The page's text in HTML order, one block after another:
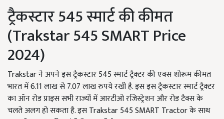
ट्रैकस्टार 545 स्मार्ट की कीमत
(Trakstar 545 SMART Price
2024)
Trakstar ने अपने इस ट्रैकस्टार 545 स्मार्ट ट्रैक्टर की एक्स शोरूम कीमत
भारत में 6.11 लाख से 7.07 लाख रुपये रखी है. इस इस ट्रैकस्टार स्मार्ट ट्रैक्टर
का ऑन रोड प्राइस सभी राज्यों में आरटीओ रजिस्ट्रेशन और रोड टैक्स के
चलते अलग हो सकता है. इस Trakstar 545 SMART Tractor के साथ